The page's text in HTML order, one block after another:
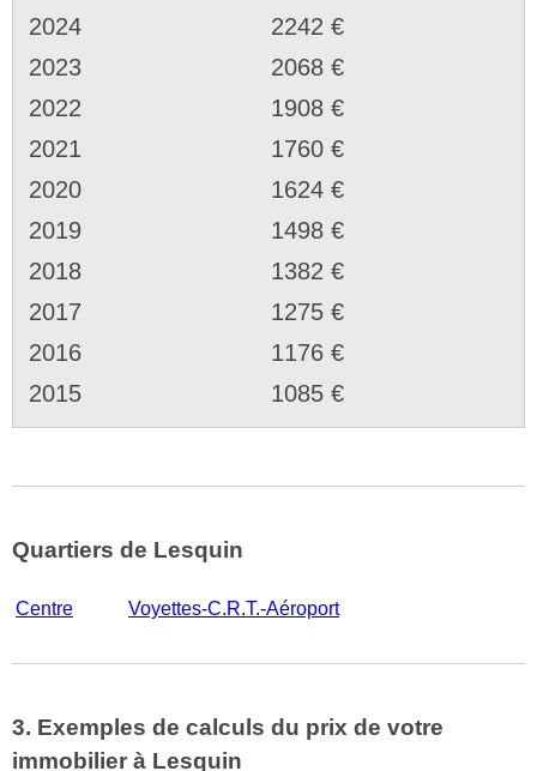
2024
2242 €
2023
2068 €
2022
1908 €
2021
1760 €
2020
1624 €
2019
1498 €
2018
1382 €
2017
1275 €
2016
1176 €
2015
1085 €
Quartiers de Lesquin
Centre Voyettes-C.R.T.-Aéroport
3. Exemples de calculs du prix de votre
immobilier à Lesquin